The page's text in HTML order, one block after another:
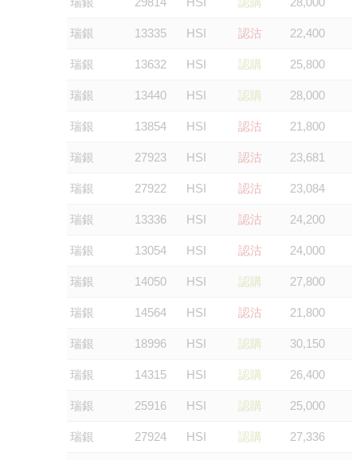
瑞銀 13335 HSI 認沽 22,400
瑞銀 13632 HSI 認購 25,800
瑞銀 13440 HSI 認購 28,000
瑞銀 13854 HSI 認沽 21,800
瑞銀 27923 HSI 認沽 23,681
瑞銀 27922 HSI 認沽 23,084
瑞銀 13336 HSI 認沽 24,200
瑞銀 13054 HSI 認沽 24,000
瑞銀 14050 HSI 認購 27,800
瑞銀 14564 HSI 認沽 21,800
瑞銀 18996 HSI 認購 30,150
瑞銀 14315 HSI 認購 26,400
瑞銀 25916 HSI 認購 25,000
瑞銀 27924 HSI 認購 27,336